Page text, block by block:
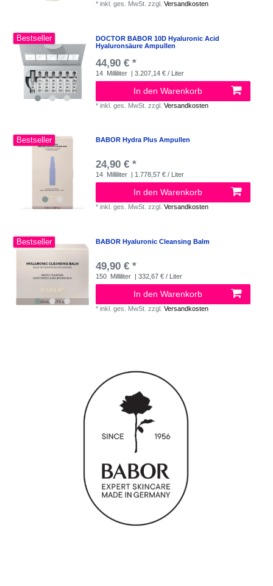
*inkl. ges. MwSt. zzgl.Versandkosten
Bestseller
DOCTOR BABOR 10D Hyaluronic Acid
Hyaluronsäure Ampullen
44,90 € *
14 Milliliter | 3.207,14 € / Liter
In den Warenkorb
*inkl. ges. MwSt. zzgl.Versandkosten
Bestseller BABOR Hydra Plus Ampullen
24,90 € *
14 Milliliter | 1.778,57 € / Liter
In den Warenkorb
*inkl. ges. MwSt. zzgl.Versandkosten
Bestseller BABOR Hyaluronic Cleansing Balm
49,90 € *
150 Milliliter | 332,67 € / Liter
In den Warenkorb
*inkl. ges. MwSt. zzgl.Versandkosten